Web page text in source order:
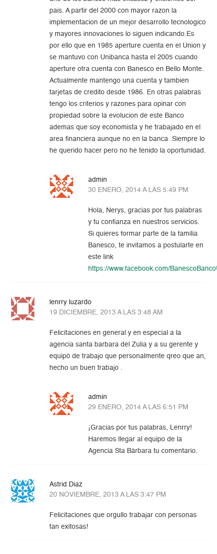
pais. A partir del 2000 con mayor razon la
implementacion de un mejor desarrollo tecnologico
y mayores innovaciones lo siguen indicando.Es
por ello que en 1985 aperture cuenta en el Union y
se mantuvo con Unibanca hasta el 2005 cuando
aperture otra cuenta con Banesco en Bello Monte.
Actualmente mantengo una cuenta y tambien
tarjetas de credito desde 1986. En otras palabras
tengo los criterios y razones para opinar con
propiedad sobre la evolucion de este Banco
ademas que soy economista y he trabajado en el
area financiera aunque no en la banca .Siempre lo
he querido hacer pero no he tenido la oportunidad.
admin
30 ENERO, 2014 A LAS 5:49 PM
Hola, Nerys, gracias por tus palabras
y tu confianza en nuestros servicios.
Si quieres formar parte de la familia
Banesco, te invitamos a postularte en
este link
https://www.facebook.com/
lenrry luzardo
19 DICIEMBRE, 2013 A LAS 3:48 AM
Felicitaciones en general y en especial a la
agencia santa barbara del Zulia y a su gerente y
equipó de trabajo que personalmente qreo que an,
hecho un buen trabajo .
admin
29 ENERO, 2014 A LAS 6:51 PM
¡Gracias por tus palabras, Lenrry!
Haremos llegar al equipo de la
Agencia Sta Bárbara tu comentario.
Astrid Diaz
20 NOVIEMBRE, 2013 A LAS 3:47 PM
Felicitaciones que orgullo trabajar con personas
tan exitosas!